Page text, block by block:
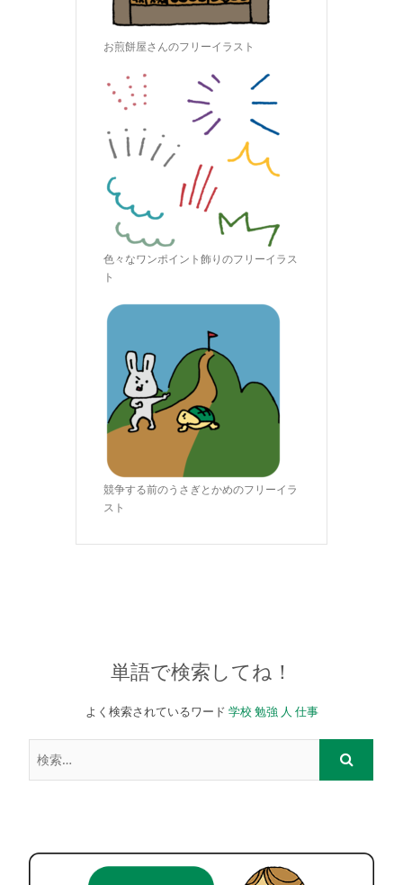
お煎餅屋さんのフリーイラスト
色々なワンポイント飾りのフリーイラス
ト
競争する前のうさぎとかめのフリーイラ
スト
単語で検索してね！
よく検索されているワード 学校 勉強 人 仕事